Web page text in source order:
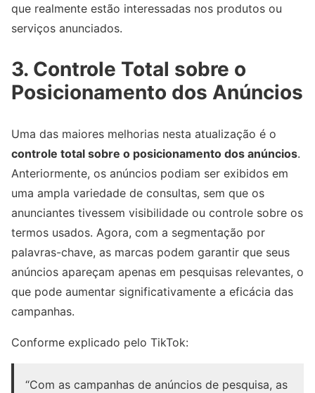
que realmente estão interessadas nos produtos ou
serviços anunciados.
3. Controle Total sobre o
Posicionamento dos Anúncios
Uma das maiores melhorias nesta atualização é o
controle total sobre o posicionamento dos anúncios.
Anteriormente, os anúncios podiam ser exibidos em
uma ampla variedade de consultas, sem que os
anunciantes tivessem visibilidade ou controle sobre os
termos usados. Agora, com a segmentação por
palavras-chave, as marcas podem garantir que seus
anúncios apareçam apenas em pesquisas relevantes, o
que pode aumentar significativamente a eficácia das
campanhas.
Conforme explicado pelo TikTok:
“Com as campanhas de anúncios de pesquisa, as